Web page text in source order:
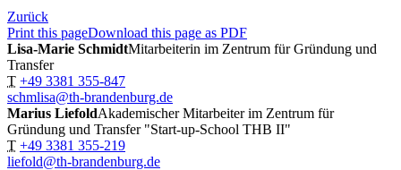
Zurück
Print this pageDownload this page as PDF
Lisa-Marie SchmidtMitarbeiterin im Zentrum für Gründung und
Transfer
T +49 3381 355-847
schmlisa@th-brandenburg.de
Marius LiefoldAkademischer Mitarbeiter im Zentrum für
Gründung und Transfer "Start-up-School THB II"
T +49 3381 355-219
liefold@th-brandenburg.de